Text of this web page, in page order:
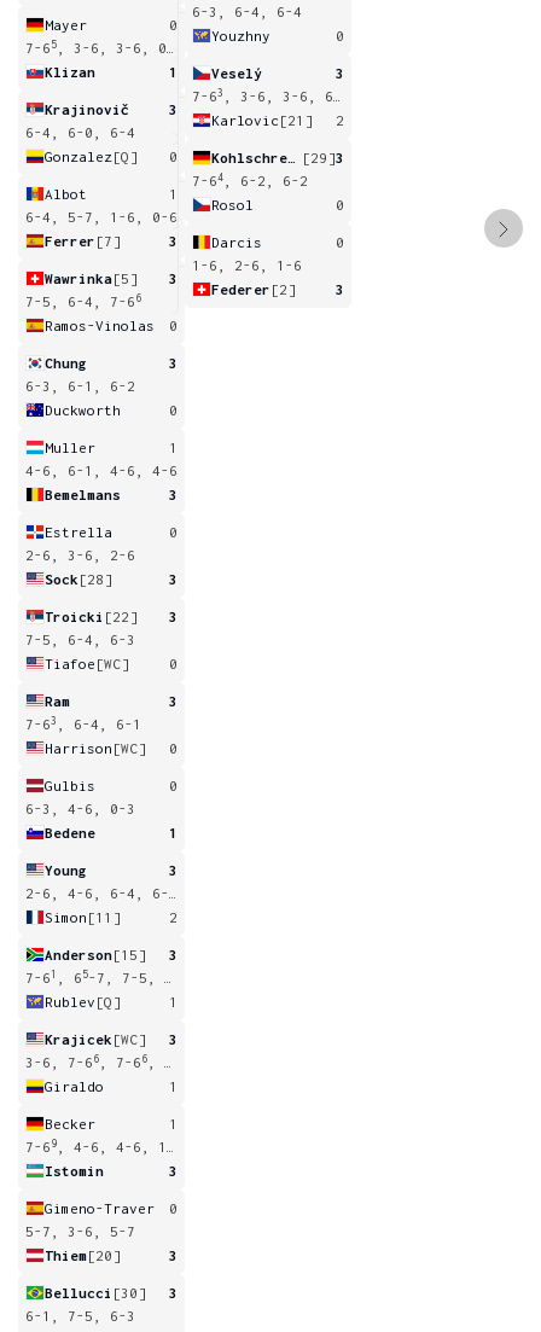
Mayer
0
7-6 5
, 3-6, 3-6, 0-3
Klizan
1
Krajinovič
3
6-4, 6-0, 6-4
Gonzalez [Q] 0
Albot
1
6-4, 5-7, 1-6, 0-6
Ferrer [7] 3
Wawrinka[5]
3
7-5, 6-4, 7-6 6
Ramos-Vinolas 0
Chung
3
6-3, 6-1, 6-2
Duckworth
0
Muller
1
4-6, 6-1, 4-6, 4-6
Bemelmans
3
Estrella
0
2-6, 3-6, 2-6
Sock [28] 3
Troicki [22]
3
7-5, 6-4, 6-3
Tiafoe [WC] 0
Ram
3
7-63
, 6-4, 6-1
Harrison [WC] 0
Gulbis
0
6-3, 4-6, 0-3
Bedene
1
Young
3
Simon [11] 2
Anderson[15]
3
7-6 1 , 6 5-7, 7-5, 6-3
Rublev [Q] 1
Krajicek [WC]
3
3-6, 7-6 6 , 7-6 6
Giraldo 1
Becker
1
7-6 9
, 4-6, 4-6, 1-6
Istomin
3
Gimeno-Traver
0
5-7, 3-6, 5-7
Thiem[20] 3
Bellucci [30]
3
6-1, 7-5, 6-3
6-3, 6-4, 6-4
Youzhny
0
Veselý
3
7-63
, 3-6, 3-6, 6-2, 7-6
Karlovic [21] 2
[29]3
7-64
, 6-2, 6-2
Rosol
0
Darcis
0
1-6, 2-6, 1-6
Federer [2] 3